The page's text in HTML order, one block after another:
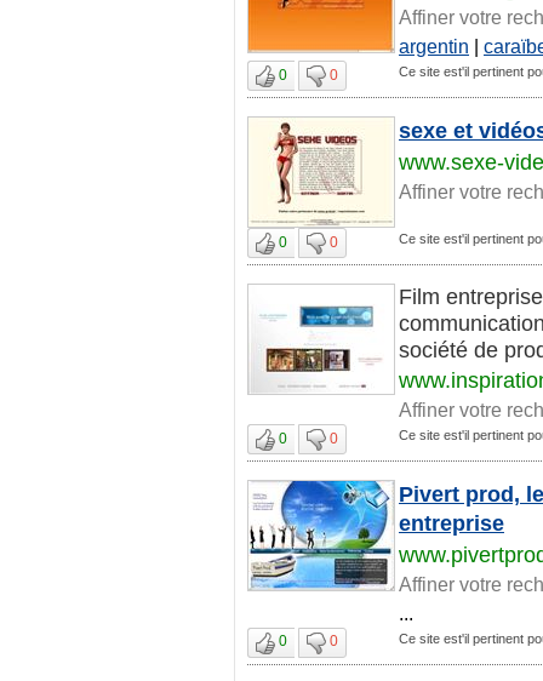
Affiner votre
argentin |
0 0 Ce site est'il pertinent
sexe et
www.sexe-
Affiner votre
0 0 Ce site est'il pertinent
Film
société de
Affiner votre
0 0 Ce site est'il pertinent
Pivert prod,
entreprise
Affiner votre
...
0 0 Ce site est'il pertinent